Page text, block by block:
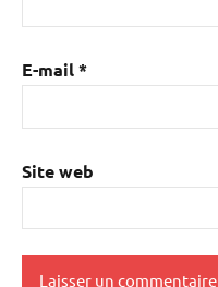
E-mail*
Site web